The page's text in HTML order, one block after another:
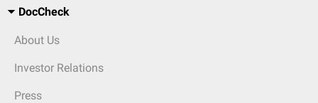
DocCheck
About Us
Investor Relations
Press